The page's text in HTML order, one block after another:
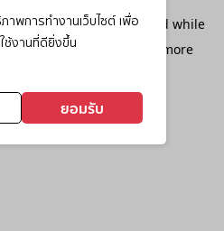
พการทำงานเว็บไซต์ เพื่อ
ช้งานที่ดียิ่งขึ้น
ยอมรับ
exception has occurred while
the browser console
for more